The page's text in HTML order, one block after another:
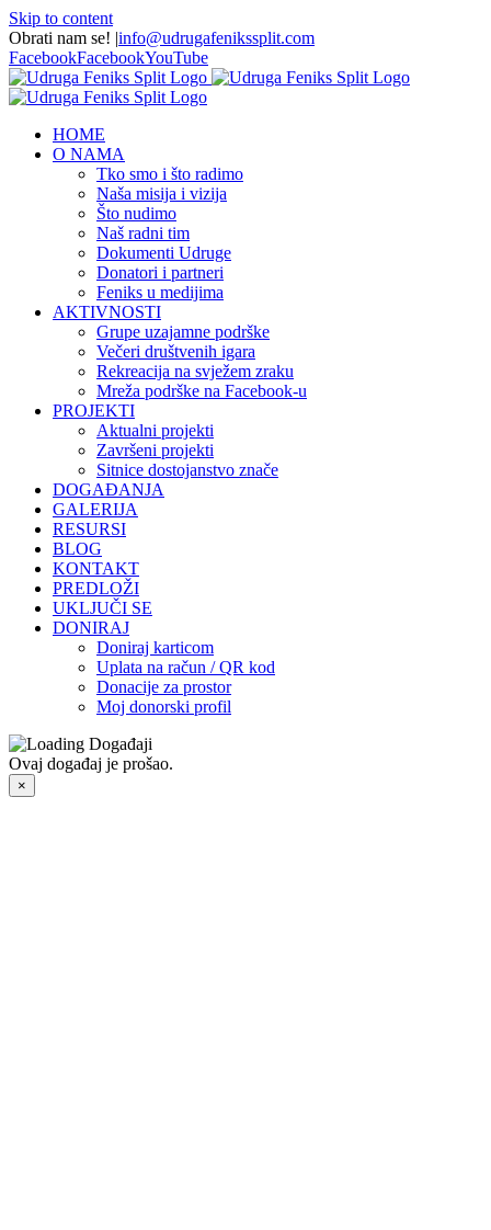
Skip to content
Obrati nam se! |info@udrugafenikssplit.com
FacebookFacebookYouTube
HOME
O NAMA
Tko smo i što radimo
Naša misija i vizija
Što nudimo
Naš radni tim
Dokumenti Udruge
Donatori i partneri
Feniks u medijima
AKTIVNOSTI
Grupe uzajamne podrške
Večeri društvenih igara
Rekreacija na svježem zraku
Mreža podrške na Facebook-u
PROJEKTI
Aktualni projekti
Završeni projekti
Sitnice dostojanstvo znače
DOGAĐANJA
GALERIJA
RESURSI
BLOG
KONTAKT
PREDLOŽI
UKLJUČI SE
DONIRAJ
Doniraj karticom
Uplata na račun / QR kod
Donacije za prostor
Moj donorski profil
Ovaj događaj je prošao.
×